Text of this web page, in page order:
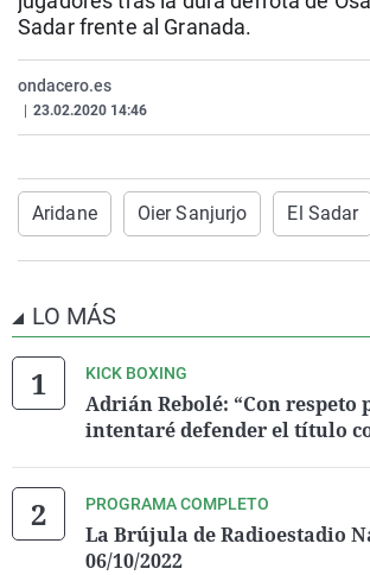
Sadar frente al Granada.
ondacero.es
23.02.2020 14:46
Aridane Oier Sanjurjo El Sadar
LO MÁS
KICK BOXING
Adrián Rebolé: “Con respeto
intentaré defender el título
PROGRAMA COMPLETO
La Brújula de Radioestadio
06/10/2022